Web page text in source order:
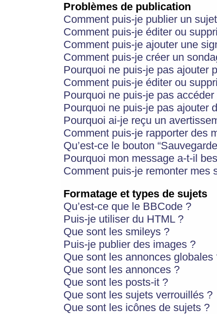
Problèmes de publication
Comment puis-je publier un
Comment puis-je éditer ou
Comment puis-je ajouter une
Comment puis-je créer un
Pourquoi ne puis-je pas ajouter
Comment puis-je éditer ou
Pourquoi ne puis-je pas
Pourquoi ne puis-je pas ajouter
Pourquoi ai-je reçu un
Comment puis-je rapporter des
Qu’est-ce le bouton
Pourquoi mon message a-t-il
Comment puis-je remonter mes
Formatage et types de sujets
Qu’est-ce que le BBCode ?
Puis-je utiliser du HTML ?
Que sont les smileys ?
Puis-je publier des images ?
Que sont les annonces globales
Que sont les annonces ?
Que sont les posts-it ?
Que sont les sujets verrouillés ?
Que sont les icônes de sujets ?